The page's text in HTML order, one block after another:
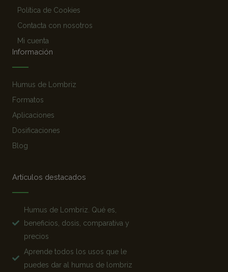
Política de Cookies
Contacta con nosotros
Mi cuenta
Información
Humus de Lombriz
Formatos
Aplicaciones
Dosificaciones
Blog
Artículos destacados
Humus de Lombriz. Qué es,
beneficios, dosis, comparativa y
precios
Aprende todos los usos que le
puedes dar al humus de lombriz